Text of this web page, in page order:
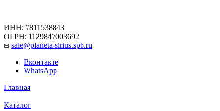
ИНН: 7811538843
ОГРН: 1129847003692
sale@planeta-sirius.spb.ru
Вконтакте
WhatsApp
Главная
—
Каталог